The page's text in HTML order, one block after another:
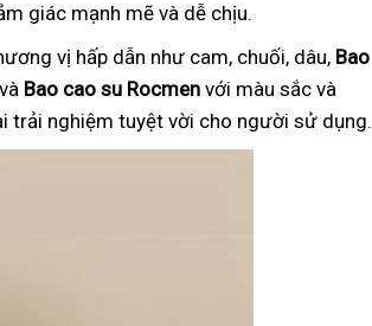
giác mạnh mẽ và dễ chịu.
vị hấp dẫn như cam, chuối, dâu, Bao
Bao cao su Rocmen với màu sắc và
trải nghiệm tuyệt vời cho người sử dụng.